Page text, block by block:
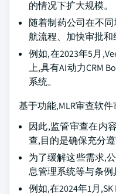
的情况下扩大规模。
随着制药公司在不
航流程、加快审批和
例如,在2023年5月
上,具有AI动力CRM
系统。
基于功能,MLR审查软
因此,监管审查在内
查,目的是确保充分
为了缓解这些需求,
息管理系统等与条例
例如,在2024年1月